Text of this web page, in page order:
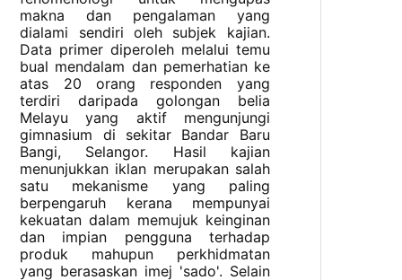
makna dan pengalaman yang
dialami sendiri oleh subjek kajian.
Data primer diperoleh melalui temu
bual mendalam dan pemerhatian ke
atas 20 orang responden yang
terdiri daripada golongan belia
Melayu yang aktif mengunjungi
gimnasium di sekitar Bandar Baru
Bangi, Selangor. Hasil kajian
menunjukkan iklan merupakan salah
satu mekanisme yang paling
berpengaruh kerana mempunyai
kekuatan dalam memujuk keinginan
dan impian pengguna terhadap
produk mahupun perkhidmatan
yang berasaskan imej 'sado'. Selain